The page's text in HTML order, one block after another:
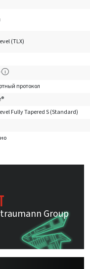
(TLX)
протокол
Fully Tapered S (Standard)
Group